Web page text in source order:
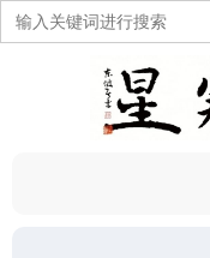
搜
索：